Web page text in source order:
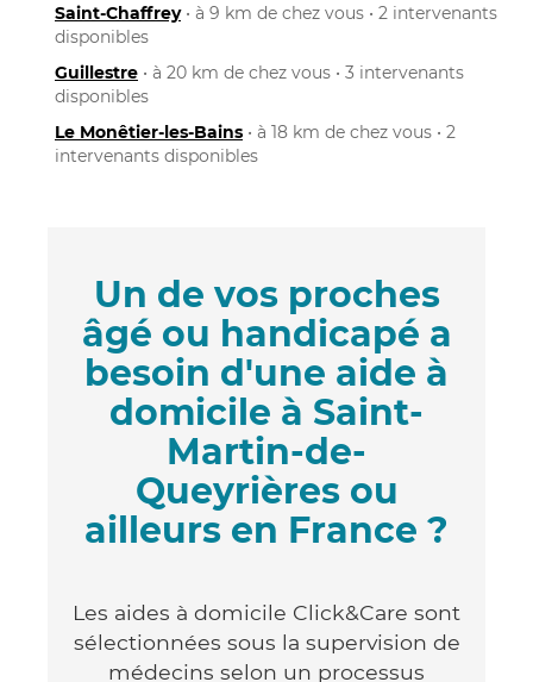
Saint-Chaffrey• à 9 km de chez vous • 2 intervenants
disponibles
Guillestre • à 20 km de chez vous • 3 intervenants
disponibles
Le Monêtier-les-Bains • à 18 km de chez vous • 2
intervenants disponibles
Un de vos proches
âgé ou handicapé a
besoin d'une aide à
domicile à Saint-
Martin-de-
Queyrières ou
ailleurs en France ?
Les aides à domicile Click&Care sont
sélectionnées sous la supervision de
médecins selon un processus